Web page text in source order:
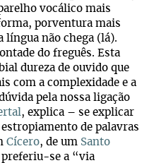
vocálico mais
porventura mais
língua não chega (lá).
do freguês. Esta
dureza de ouvido que
com a complexidade e a
pela nossa ligação
, explica – se explicar
de palavras
Cícero, de um Santo
se a “via